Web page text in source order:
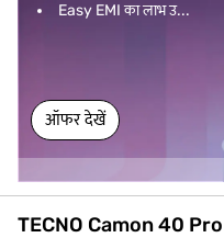
Easy EMI का लाभ उ...
ऑफर देखें
TECNO Camon 40